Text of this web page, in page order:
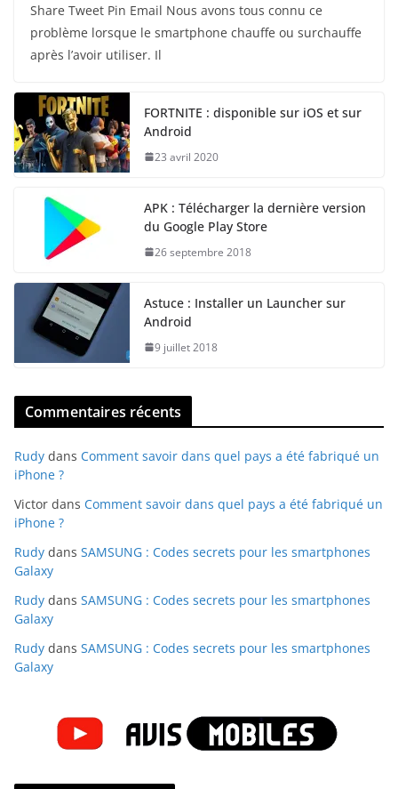
Share Tweet Pin Email Nous avons tous connu ce
problème lorsque le smartphone chauffe ou surchauffe
après l’avoir utiliser. Il
FORTNITE : disponible sur iOS et sur
Android
23 avril 2020
APK : Télécharger la dernière version
du Google Play Store
26 septembre 2018
Astuce : Installer un Launcher sur
Android
9 juillet 2018
Commentaires récents
Rudy dans Comment savoir dans quel pays a été fabriqué un
iPhone ?
Victor dans Comment savoir dans quel pays a été fabriqué un
iPhone ?
Rudy dans SAMSUNG : Codes secrets pour les smartphones
Galaxy
Rudy dans SAMSUNG : Codes secrets pour les smartphones
Galaxy
Rudy dans SAMSUNG : Codes secrets pour les smartphones
Galaxy